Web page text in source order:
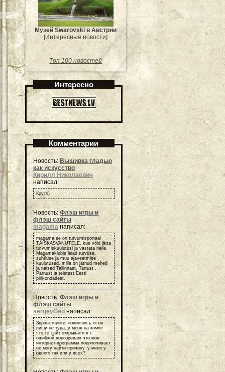
Музей Swarovski в Австрии
[Интересные новости]
Топ 100 новостей
Интересно
Комментарии
Новость: Вышивка гладью
как искусство
Кирилл Николаевич
написал:
Круто)
Новость: Флэш игры и
флэш сайты
magama написал:
magama.ee on tutvumisportaal
TÄISKASVANUTELE, kus võid jätta
tutvumiskuulutusi ja vastata neile.
Magamaklubis leiad tutvuse,
suhtluse ja muu ajaveetmise
kuulutused, mille on jätnud mehed
ja naised Tallinnast, Tartust ,
Pärnust ja teistest Eesti
piirkondadest.
Новость:Флэш игры и
флэш сайты
sergeyGed написал:
Здравствуйте, извиняюсь если
пишу не туда, у меня на компе
что-то сайт открывается с
ошибкой подозреваю что моя
интернет-программа подглючивает
не могу найти причину, у меня у
одного так или у всех?